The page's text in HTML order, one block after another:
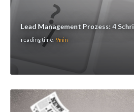
Lead Management Prozess: 4
reading time: 9min